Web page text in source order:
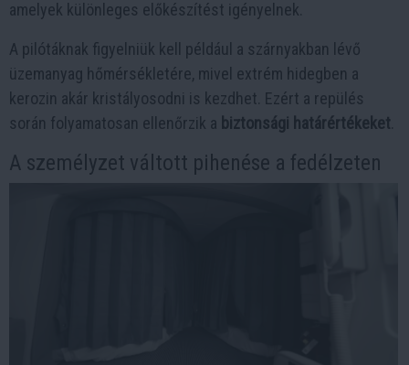
amelyek különleges előkészítést igényelnek.
A pilótáknak figyelniük kell például a szárnyakban lévő
üzemanyag hőmérsékletére, mivel extrém hidegben a
kerozin akár kristályosodni is kezdhet. Ezért a repülés
során folyamatosan ellenőrzik a biztonsági határértékeket
A személyzet váltott pihenése a fedélzeten